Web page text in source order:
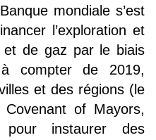
mondiale s’est
l’exploration et
et de gaz par le biais
compter de 2019,
et des régions (le
of Mayors,
pour instaurer des